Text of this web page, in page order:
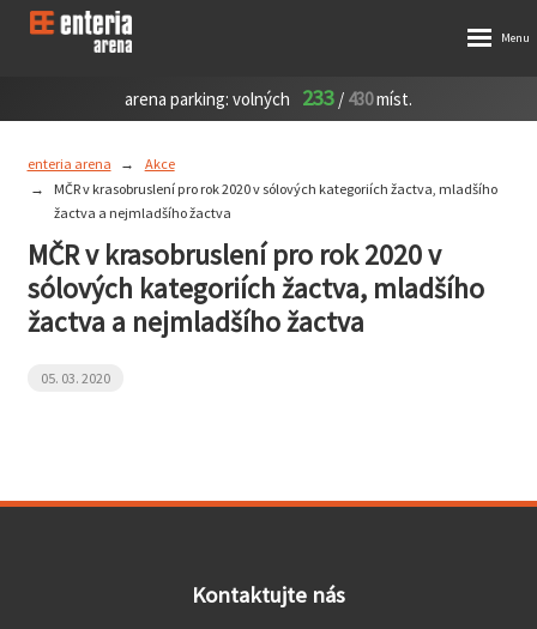
arena parking: volných 233 / 430míst.
enteria arena
Akce
MČR v krasobruslení pro rok 2020 v sólových kategoriích žactva, mladšího
žactva a nejmladšího žactva
MČR v krasobruslení pro rok 2020 v
sólových kategoriích žactva, mladšího
žactva a nejmladšího žactva
05. 03. 2020
Kontaktujte nás